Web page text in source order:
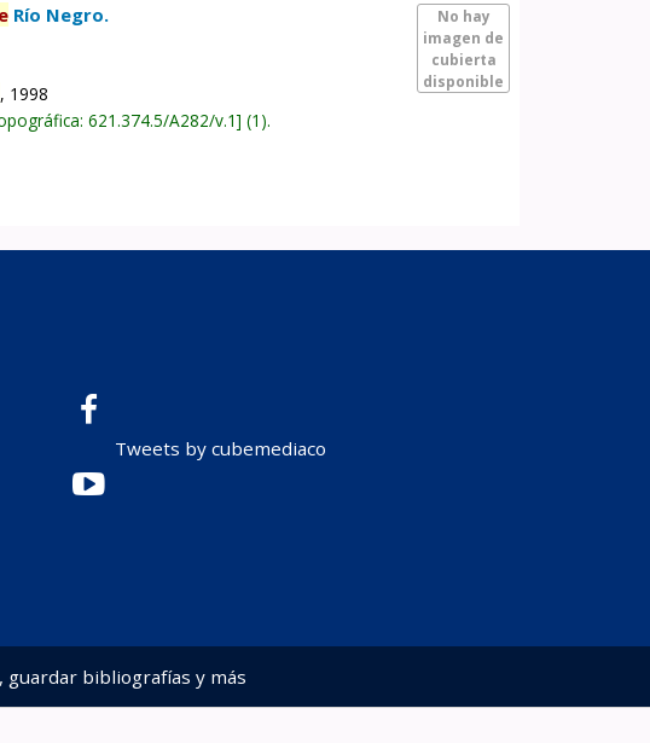
No hay
imagen de
cubierta
disponible
Río Negro.
, 1998
621.374.5/A282/v.1 (1).
Tweets by cubemediaco
bibliografías y más